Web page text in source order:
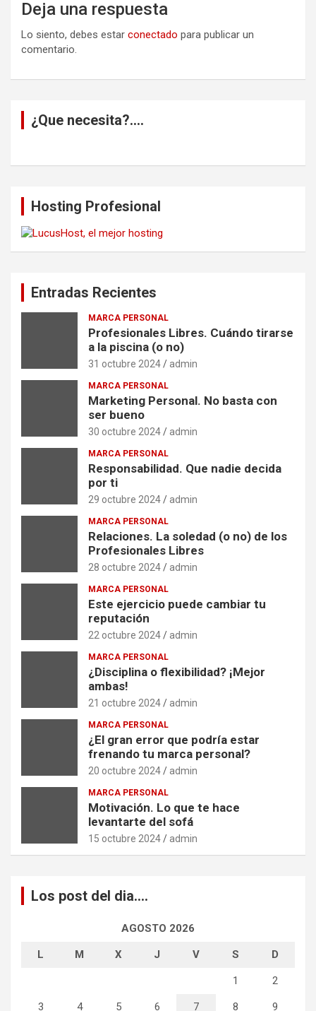
Deja una respuesta
Lo siento, debes estar conectado para publicar un
comentario.
¿Que necesita?….
Hosting Profesional
Entradas Recientes
MARCA PERSONAL
Profesionales Libres. Cuándo tirarse
a la piscina (o no)
31 octubre 2024 admin
MARCA PERSONAL
Marketing Personal. No basta con
ser bueno
30 octubre 2024 admin
MARCA PERSONAL
Responsabilidad. Que nadie decida
por ti
29 octubre 2024 admin
MARCA PERSONAL
Relaciones. La soledad (o no) de los
Profesionales Libres
28 octubre 2024 admin
MARCA PERSONAL
Este ejercicio puede cambiar tu
reputación
22 octubre 2024 admin
MARCA PERSONAL
¿Disciplina o flexibilidad? ¡Mejor
ambas!
21 octubre 2024 admin
MARCA PERSONAL
¿El gran error que podría estar
frenando tu marca personal?
20 octubre 2024 admin
MARCA PERSONAL
Motivación. Lo que te hace
levantarte del sofá
15 octubre 2024 admin
Los post del dia….
AGOSTO 2026
L M X J V S D
1 2
3 4 5 6 7 8 9